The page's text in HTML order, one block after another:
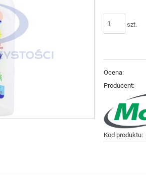
szt.
Ocena:
Producent:
Kod produktu: